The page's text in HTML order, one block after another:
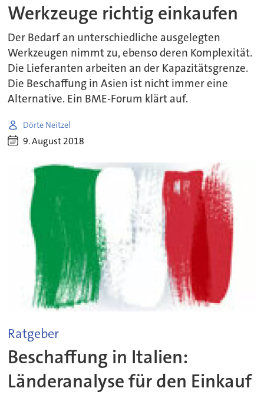
Werkzeuge richtig einkaufen
Der Bedarf an unterschiedliche ausgelegten
Werkzeugen nimmt zu, ebenso deren Komplexität.
Die Lieferanten arbeiten an der Kapazitätsgrenze.
Die Beschaffung in Asien ist nicht immer eine
Alternative. Ein BME-Forum klärt auf.
Dörte Neitzel
9. August 2018
Ratgeber
Beschaffung in Italien:
Länderanalyse für den Einkauf